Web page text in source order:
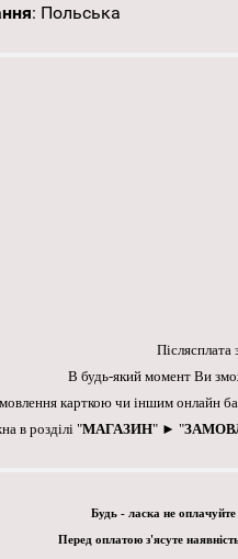
: Польська
Післясплата
В будь-який момент Ви
карткою чи іншим онлайн
в розділі "МАГАЗИН" ► "
Будь - ласка не оплачуйте
Перед оплатою з'ясуте